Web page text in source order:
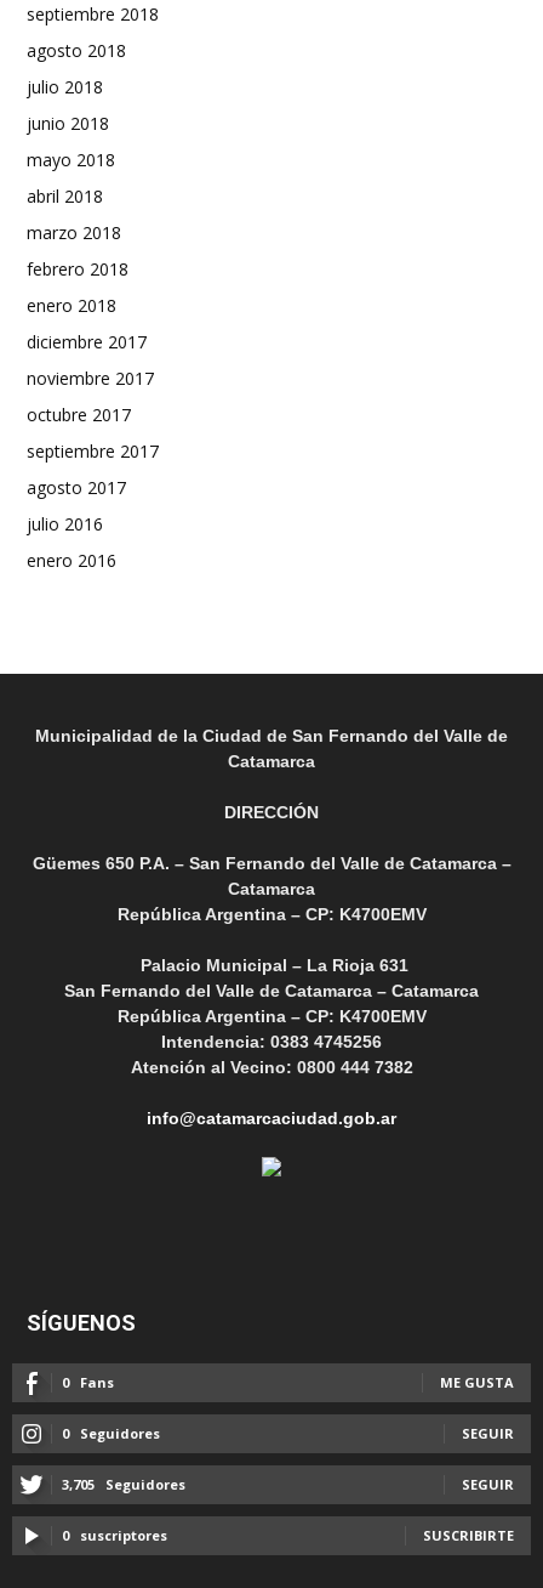
septiembre 2018
agosto 2018
julio 2018
junio 2018
mayo 2018
abril 2018
marzo 2018
febrero 2018
enero 2018
diciembre 2017
noviembre 2017
octubre 2017
septiembre 2017
agosto 2017
julio 2016
enero 2016
Municipalidad de la Ciudad de San Fernando del Valle de
Catamarca
DIRECCIÓN
Güemes 650 P.A. – San Fernando del Valle de Catamarca –
Catamarca
República Argentina – CP: K4700EMV
Palacio Municipal – La Rioja 631
San Fernando del Valle de Catamarca – Catamarca
República Argentina – CP: K4700EMV
Intendencia: 0383 4745256
Atención al Vecino: 0800 444 7382
info@catamarcaciudad.gob.ar
SÍGUENOS
0 Fans ME GUSTA
0 Seguidores SEGUIR
3,705 Seguidores SEGUIR
0 suscriptores SUSCRIBIRTE